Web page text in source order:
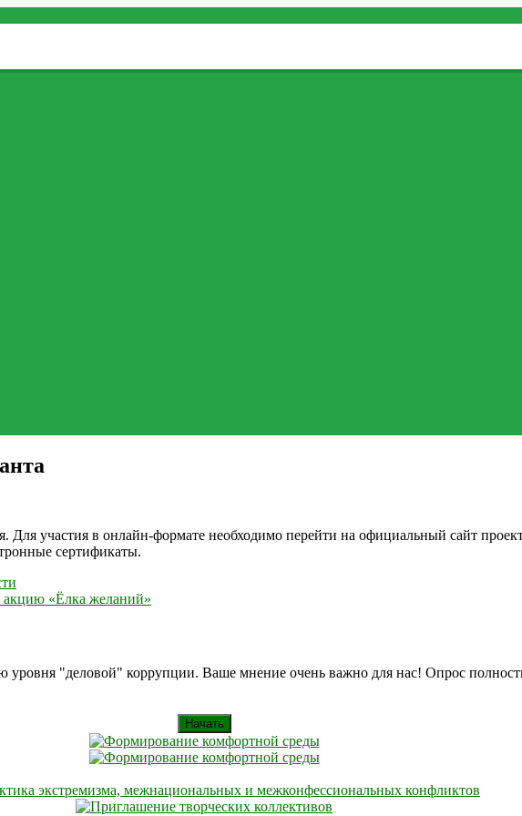
Для участия в онлайн-формате необходимо перейти на официальный сайт
сертификаты.
акцию «Ёлка желаний»
уровня "деловой" коррупции. Ваше мнение очень важно для нас! Опрос
Начать